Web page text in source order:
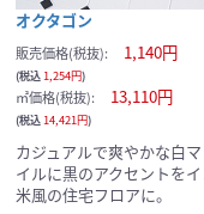
オクタゴン
販売価格(税抜): 1,140円
(税込1,254円)
㎡価格(税抜): 13,110円
(税込14,421円)
カジュアルで爽やかな白
イルに黒のアクセントを
米風の住宅フロアに。